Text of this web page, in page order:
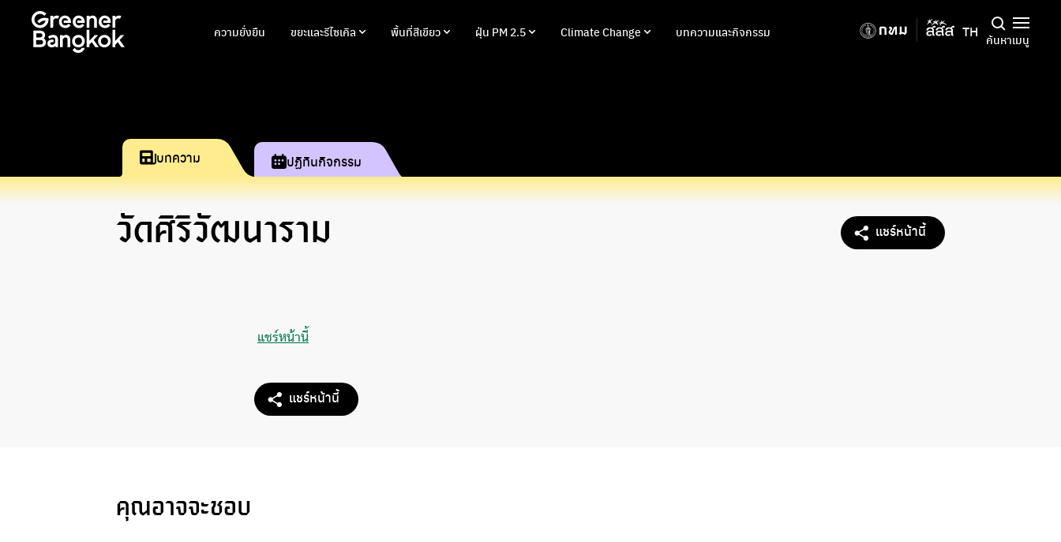
ความยั่งยืน ขยะและรีไซเคิล พื้นที่สีเขียว ฝุ่น PM 2.5 Climate Change บทความและกิจกรรม TH ค้นหาเมนู
บทความ ปฏิทินกิจกรรม
วัดศิริวัฒนาราม แชร์หน้านี้
แชร์หน้านี้
แชร์หน้านี้
คุณอาจจะชอบ